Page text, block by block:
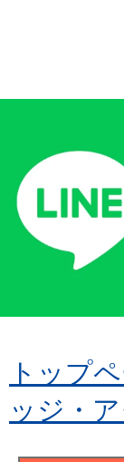
トップ
ッジ・